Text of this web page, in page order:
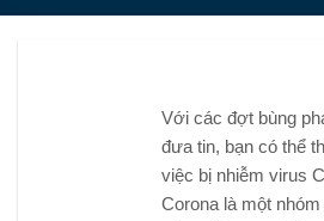
Với các đợt bùng
đưa tin, bạn có thể
việc bị nhiễm virus
Corona là một